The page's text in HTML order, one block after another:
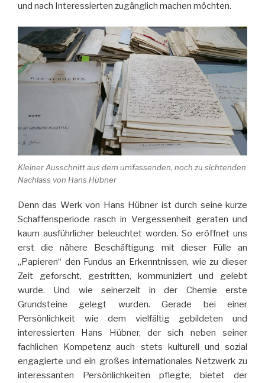
und nach Interessierten zugänglich machen möchten.
Kleiner Ausschnitt aus dem umfassenden, noch zu sichtenden
Nachlass von Hans Hübner
Denn das Werk von Hans Hübner ist durch seine kurze
Schaffensperiode rasch in Vergessenheit geraten und
kaum ausführlicher beleuchtet worden. So eröffnet uns
erst die nähere Beschäftigung mit dieser Fülle an
„Papieren“ den Fundus an Erkenntnissen, wie zu dieser
Zeit geforscht, gestritten, kommuniziert und gelebt
wurde. Und wie seinerzeit in der Chemie erste
Grundsteine gelegt wurden. Gerade bei einer
Persönlichkeit wie dem vielfältig gebildeten und
interessierten Hans Hübner, der sich neben seiner
fachlichen Kompetenz auch stets kulturell und sozial
engagierte und ein großes internationales Netzwerk zu
interessanten Persönlichkeiten pflegte, bietet der